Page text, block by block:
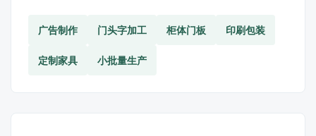
广告制作 门头字加工 柜体门板 印刷包装
定制家具 小批量生产